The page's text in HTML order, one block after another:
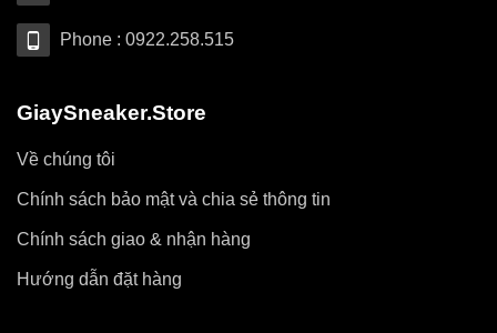
Phone : 0922.258.515
GiaySneaker.Store
Về chúng tôi
Chính sách bảo mật và chia sẻ thông tin
Chính sách giao & nhận hàng
Hướng dẫn đặt hàng